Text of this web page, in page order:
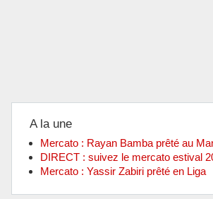
A la une
Mercato : Rayan Bamba prêté au
DIRECT : suivez le mercato estival
Mercato : Yassir Zabiri prêté en Liga